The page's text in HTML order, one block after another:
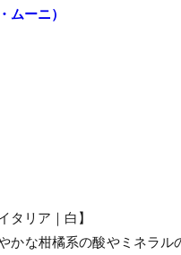
ムーニ）
イタリア｜白】
かな柑橘系の酸やミネラル